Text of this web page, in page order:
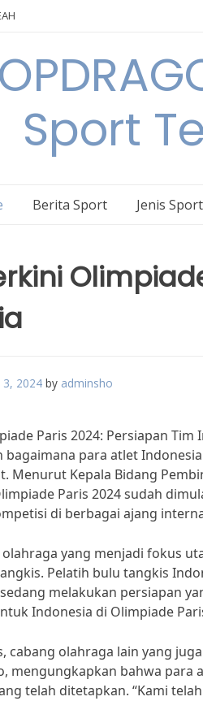
Sport
Berita Sport Jenis Sport
3, 2024 by adminsho
Paris 2024: Persiapan
bagaimana para atlet
Menurut Kepala Bidang
Paris 2024 sudah
di berbagai ajang
olahraga yang menjadi fokus
Pelatih bulu tangkis
melakukan persiapan
Indonesia di Olimpiade
cabang olahraga lain yang
mengungkapkan bahwa
telah ditetapkan. “Kami